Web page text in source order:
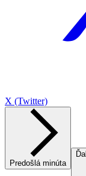
X (Twitter)
Predošlá minúta